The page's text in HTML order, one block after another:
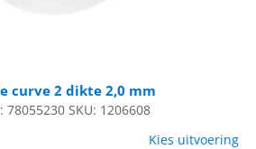
curve 2 dikte 2,0 mm
78055230 SKU: 1206608
Kies uitvoering